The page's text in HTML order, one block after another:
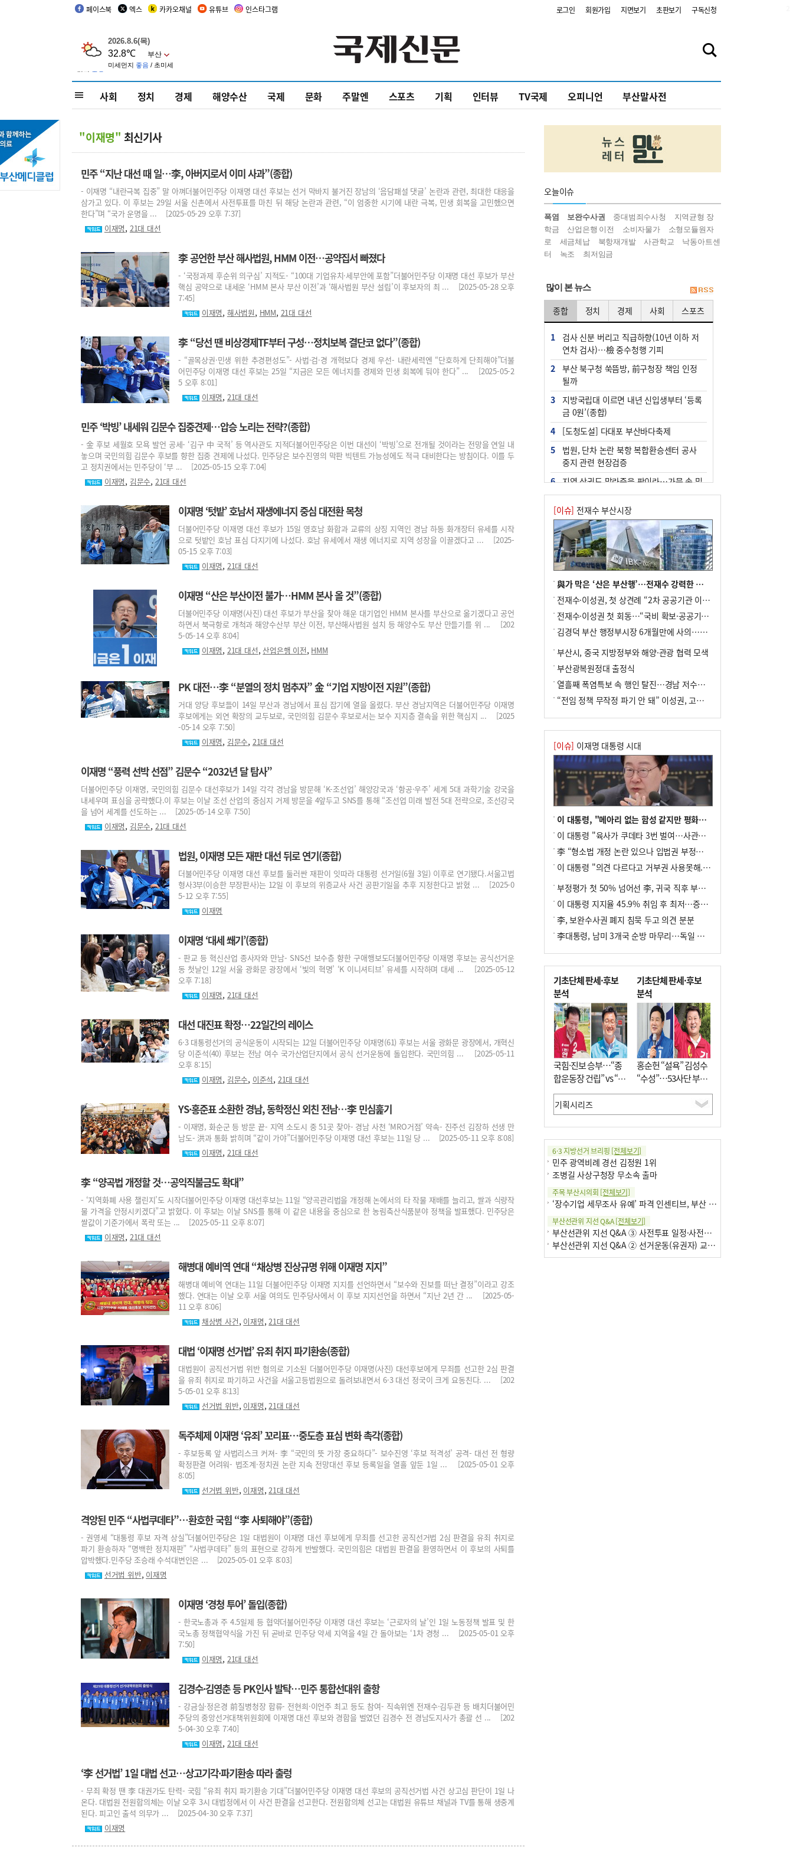
페이스북 엑스 카카오채널 유튜브 인스타그램 로그인 회원가입 지면보기 초판보기 구독신청
사회 정치 경제 해양수산 국제 문화 주말엔 스포츠 기획 인터뷰 TV국제 오피니언 부산말사전
"이재명" 최신기사
민주 “지난 대선 때 일…李, 아버지로서 이미 사과”(종합)
- 이재명 “내란극복 집중” 말 아껴더불어민주당 이재명 대선 후보는 선거 막바지 불거진 장남의 ‘음담패설 댓글’ 논란과 관련, 최대한 대응을
삼가고 있다. 이 후보는 29일 서울 신촌에서 사전투표를 마친 뒤 해당 논란과 관련, “이 엄중한 시기에 내란 극복, 민생 회복을 고민했으면
한다”며 “국가 운명을 ... [2025-05-29 오후 7:37]
이재명, 21대 대선
李 공언한 부산 해사법원, HMM 이전…공약집서 빠졌다
- ‘국정과제 후순위 의구심’ 지적도- “100대 기업유치·세부안에 포함”더불어민주당 이재명 대선 후보가 부산
핵심 공약으로 내세운 ‘HMM 본사 부산 이전’과 ‘해사법원 부산 설립’이 후보자의 최 ... [2025-05-28 오후
7:45]
이재명, 해사법원, HMM, 21대 대선
李 “당선 땐 비상경제TF부터 구성…정치보복 결단코 없다”(종합)
- “골목상권·민생 위한 추경편성도”- 사법·검·경 개혁보다 경제 우선- 내란세력엔 “단호하게 단죄해야”더불
어민주당 이재명 대선 후보는 25일 “지금은 모든 에너지를 경제와 민생 회복에 둬야 한다” ... [2025-05-2
5 오후 8:01]
이재명, 21대 대선
민주 ‘박빙’ 내세워 김문수 집중견제…압승 노리는 전략?(종합)
- 金 후보 세월호 모욕 발언 공세- ‘김구 中 국적’ 등 역사관도 지적더불어민주당은 이번 대선이 ‘박빙’으로 전개될 것이라는 전망을 연일 내
놓으며 국민의힘 김문수 후보를 향한 집중 견제에 나섰다. 민주당은 보수진영의 막판 빅텐트 가능성에도 적극 대비한다는 방침이다. 이를 두
고 정치권에서는 민주당이 ‘부 ... [2025-05-15 오후 7:04]
이재명, 김문수, 21대 대선
이재명 ‘텃밭’ 호남서 재생에너지 중심 대전환 목청
더불어민주당 이재명 대선 후보가 15일 영호남 화합과 교류의 상징 지역인 경남 하동 화개장터 유세를 시작
으로 텃밭인 호남 표심 다지기에 나섰다. 호남 유세에서 재생 에너지로 지역 성장을 이끌겠다고 ... [2025-
05-15 오후 7:03]
이재명, 21대 대선
이재명 “산은 부산이전 불가…HMM 본사 올 것”(종합)
더불어민주당 이재명(사진) 대선 후보가 부산을 찾아 해운 대기업인 HMM 본사를 부산으로 옮기겠다고 공언
하면서 북극항로 개척과 해양수산부 부산 이전, 부산해사법원 설치 등 해양수도 부산 만들기를 위 ... [202
5-05-14 오후 8:04]
이재명, 21대 대선, 산업은행 이전, HMM
PK 대전…李 “분열의 정치 멈추자” 金 “기업 지방이전 지원”(종합)
거대 양당 후보들이 14일 부산과 경남에서 표심 잡기에 열을 올렸다. 부산 경남지역은 더불어민주당 이재명
후보에게는 외연 확장의 교두보로, 국민의힘 김문수 후보로서는 보수 지지층 결속을 위한 핵심지 ... [2025
-05-14 오후 7:50]
이재명, 김문수, 21대 대선
이재명 “풍력 선박 선점” 김문수 “2032년 달 탐사”
더불어민주당 이재명, 국민의힘 김문수 대선후보가 14일 각각 경남을 방문해 ‘K-조선업’ 해양강국과 ‘항공·우주’ 세계 5대 과학기술 강국을
내세우며 표심을 공략했다.이 후보는 이날 조선 산업의 중심지 거제 방문을 4앞두고 SNS를 통해 “조선업 미래 발전 5대 전략으로, 조선강국
을 넘어 세계를 선도하는 ... [2025-05-14 오후 7:50]
이재명, 김문수, 21대 대선
법원, 이재명 모든 재판 대선 뒤로 연기(종합)
더불어민주당 이재명 대선 후보를 둘러싼 재판이 잇따라 대통령 선거일(6월 3일) 이후로 연기됐다.서울고법
형사3부(이승한 부장판사)는 12일 이 후보의 위증교사 사건 공판기일을 추후 지정한다고 밝혔 ... [2025-0
5-12 오후 7:55]
이재명
이재명 ‘대세 쐐기’(종합)
- 판교 등 혁신산업 종사자와 만남- SNS선 보수층 향한 구애행보도더불어민주당 이재명 후보는 공식선거운
동 첫날인 12일 서울 광화문 광장에서 ‘빛의 혁명’ ‘K 이니셔티브’ 유세를 시작하며 대세 ... [2025-05-12
오후 7:18]
이재명, 21대 대선
대선 대진표 확정…22일간의 레이스
6·3 대통령선거의 공식운동이 시작되는 12일 더불어민주당 이재명(61) 후보는 서울 광화문 광장에서, 개혁신
당 이준석(40) 후보는 전남 여수 국가산업단지에서 공식 선거운동에 돌입한다. 국민의힘 ... [2025-05-11
오후 8:15]
이재명, 김문수, 이준석, 21대 대선
YS·홍준표 소환한 경남, 동학정신 외친 전남…李 민심훑기
- 이재명, 화순군 등 방문 끝- 지역 소도시 중 51곳 찾아- 경남 사천 ‘MRO거점’ 약속- 진주선 김장하 선생 만
남도- 洪과 통화 밝히며 “같이 가야”더불어민주당 이재명 대선 후보는 11일 당 ... [2025-05-11 오후 8:08]
이재명, 21대 대선
李 “양곡법 개정할 것…공익직불금도 확대”
- ‘지역화폐 사용 챌린지’도 시작더불어민주당 이재명 대선후보는 11일 “양곡관리법을 개정해 논에서의 타 작물 재배를 늘리고, 쌀과 식량작
물 가격을 안정시키겠다”고 밝혔다. 이 후보는 이날 SNS를 통해 이 같은 내용을 중심으로 한 농림축산식품분야 정책을 발표했다. 민주당은
쌀값이 기준가에서 폭락 또는 ... [2025-05-11 오후 8:07]
이재명, 21대 대선
해병대 예비역 연대 “채상병 진상규명 위해 이재명 지지”
해병대 예비역 연대는 11일 더불어민주당 이재명 지지를 선언하면서 “보수와 진보를 떠난 결정”이라고 강조
했다. 연대는 이날 오후 서울 여의도 민주당사에서 이 후보 지지선언을 하면서 “지난 2년 간 ... [2025-05-
11 오후 8:06]
채상병 사건, 이재명,21대 대선
대법 ‘이재명 선거법’ 유죄 취지 파기환송(종합)
대법원이 공직선거법 위반 혐의로 기소된 더불어민주당 이재명(사진) 대선후보에게 무죄를 선고한 2심 판결
을 유죄 취지로 파기하고 사건을 서울고등법원으로 돌려보내면서 6·3 대선 정국이 크게 요동친다. ... [202
5-05-01 오후 8:13]
선거법 위반, 이재명,21대 대선
독주체제 이재명 ‘유죄’ 꼬리표…중도층 표심 변화 촉각(종합)
- 후보등록 앞 사법리스크 커져- 李 “국민의 뜻 가장 중요하다”- 보수진영 ‘후보 적격성’ 공격- 대선 전 형량
확정판결 어려워- 법조계·정치권 논란 지속 전망대선 후보 등록일을 열흘 앞둔 1일 ... [2025-05-01 오후
8:05]
선거법 위반, 이재명,21대 대선
격앙된 민주 “사법쿠데타”…환호한 국힘 “李 사퇴해야”(종합)
- 권영세 “대통령 후보 자격 상실”더불어민주당은 1일 대법원이 이재명 대선 후보에게 무죄를 선고한 공직선거법 2심 판결을 유죄 취지로
파기 환송하자 “명백한 정치재판” “사법쿠데타” 등의 표현으로 강하게 반발했다. 국민의힘은 대법원 판결을 환영하면서 이 후보의 사퇴를
압박했다.민주당 조승래 수석대변인은 ... [2025-05-01 오후 8:03]
선거법 위반, 이재명
이재명 ‘경청 투어’ 돌입(종합)
- 한국노총과 주 4.5일제 등 협약더불어민주당 이재명 대선 후보는 ‘근로자의 날’인 1일 노동정책 발표 및 한
국노총 정책협약식을 가진 뒤 곧바로 민주당 약세 지역을 4일 간 돌아보는 ‘1차 경청 ... [2025-05-01 오후
7:50]
이재명, 21대 대선
김경수·김영춘 등 PK인사 발탁…민주 통합선대위 출항
- 강금실·정은경 前질병청장 합류- 전현희·이언주 최고 등도 참여- 직속위엔 전재수·김두관 등 배치더불어민
주당의 중앙선거대책위원회에 이재명 대선 후보와 경합을 벌였던 김경수 전 경남도지사가 총괄 선 ... [202
5-04-30 오후 7:40]
이재명, 21대 대선
‘李 선거법’ 1일 대법 선고…상고기각·파기환송 따라 출렁
- 무죄 확정 땐 李 대권가도 탄력- 국힘 “유죄 취지 파기환송 기대”더불어민주당 이재명 대선 후보의 공직선거법 사건 상고심 판단이 1일 나
온다. 대법원 전원합의체는 이날 오후 3시 대법정에서 이 사건 판결을 선고한다. 전원합의체 선고는 대법원 유튜브 채널과 TV를 통해 생중계
된다. 피고인 출석 의무가 ... [2025-04-30 오후 7:37]
이재명
오늘이슈
폭염 보완수사권 중대범죄수사청
지역균형 장
학금
산업은행 이전 소비자물가
소형모듈원자
로
세금체납 북항재개발 사관학교
낙동아트센
터
녹조 최저임금
많이 본 뉴스
종합 정치 경제 사회 스포츠
1
검사 신분 버리고 직급하향(10년 이하 저
연차 검사)…檢 중수청행 기피
2
부산 북구청 쑥뜸방, 前구청장 책임 인정
될까
3
지방국립대 이르면 내년 신입생부터 ‘등록
금 0원’(종합)
4
[도청도설] 다대포 부산바다축제
5
법원, 단차 논란 북항 복합환승센터 공사
중지 관련 현장검증
6
지역 상권도 말라죽을 판이라…가뭄 속 밀
양물축제 강행 논란
7
통영시민 추석 전 35만 원 받는다
8
부산 철강공장 50대 노동자 추락사
9
국힘 부산시당, ‘정이한 조력’ 시의원 윤리
위에…‘한동훈 지지’도 신고접수
10 탄소흡수력 높여 폭염 대응…부산 도시숲
지도 다시 그린다
[이슈] 전재수 부산시장
與가 막은 ‘산은 부산행’…전재수 강력한 의지 표명 없인 공염불
전재수·이성권, 첫 상견례 “2차 공공기관 이전 초당 협력”(종합)
전재수·이성권 첫 회동…“국비 확보·공공기관 이전 협력”
김경덕 부산 행정부시장 6개월만에 사의…후임 인선 촉각
부산시, 중국 지방정부와 해양·관광 협력 모색
부산광복원정대 출정식
열흘째 폭염특보 속 행인 탈진…경남 저수율 평년의 절반
“전임 정책 무작정 파기 안 돼” 이성권, 고강도 ‘전재수 견제’ 예고
[이슈] 이재명 대통령 시대
이 대통령, "메아리 없는 함성 같지만 평화공존책 계속해야"
이 대통령 "육사가 쿠데타 3번 벌여…사관학교 통합 신속히 추진"
李 “형소법 개정 논란 있으나 입법권 부정할 만큼은 아냐”(종합)
이 대통령 "의견 다르다고 거부권 사용못해.. 입법권 부정할 상황이라 보기 어려워"
부정평가 첫 50% 넘어선 李, 귀국 직후 부동산·증시 점검(종합)
이 대통령 지지율 45.9% 취임 후 최저…증시 폭락·연임 개헌 논란 영향
李, 보완수사권 폐지 침묵 두고 의견 분분
李대통령, 남미 3개국 순방 마무리…독일 프랑크푸르트 향해 출발
기초단체 판세·후보
분석
국힘·진보 승부…“종
합운동장 건립” vs “출
근 공공버스 도입”
기초단체 판세·후보
분석
홍순헌 “설욕” 김성수
“수성”…53사단 부지
개발엔 한 목소리
6·3 지방선거 브리핑 [전체보기]
민주 광역비례 경선 김정원 1위
조병길 사상구청장 무소속 출마
주목 부산시의회 [전체보기]
‘장수기업 세무조사 유예’ 파격 인센티브, 부산 유출 막을까
부산선관위 지선 Q&A[전체보기]
부산선관위 지선 Q&A ③ 사전투표 일정·사전투표함 보관
부산선관위 지선 Q&A ② 선거운동(유권자) 교육감투표용지